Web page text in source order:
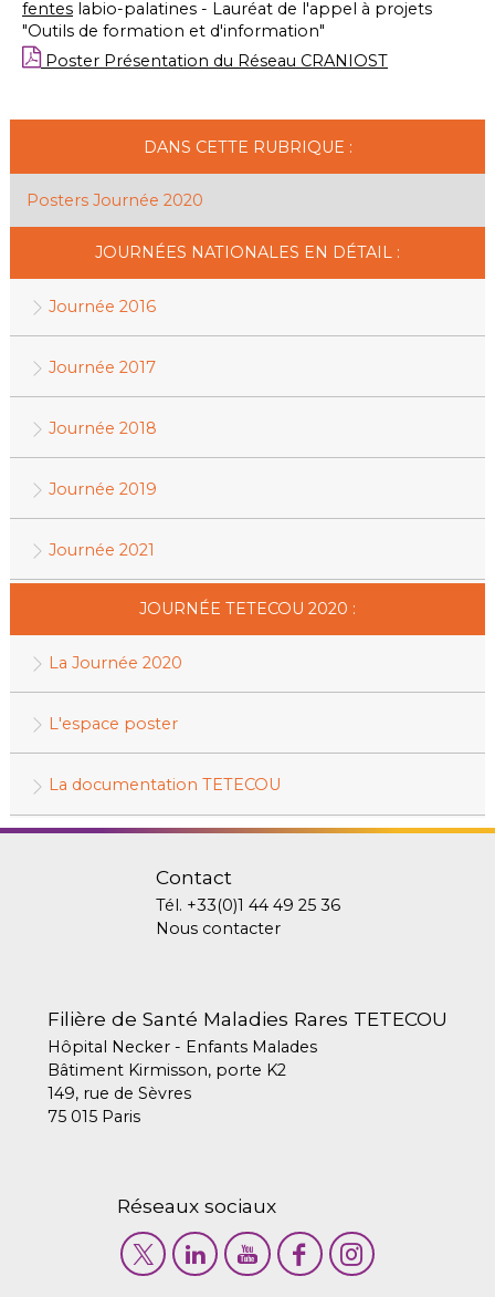
fentes labio-palatines - Lauréat de l'appel à projets
"Outils de formation et d'information"
Poster Présentation du Réseau CRANIOST
DANS CETTE RUBRIQUE :
Posters Journée 2020
JOURNÉES NATIONALES EN DÉTAIL :
Journée 2016
Journée 2017
Journée 2018
Journée 2019
Journée 2021
JOURNÉE TETECOU 2020 :
La Journée 2020
L'espace poster
La documentation TETECOU
Contact
Tél. +33(0)1 44 49 25 36
Nous contacter
Filière de Santé Maladies Rares TETECOU
Hôpital Necker - Enfants Malades
Bâtiment Kirmisson, porte K2
149, rue de Sèvres
75 015 Paris
Réseaux sociaux